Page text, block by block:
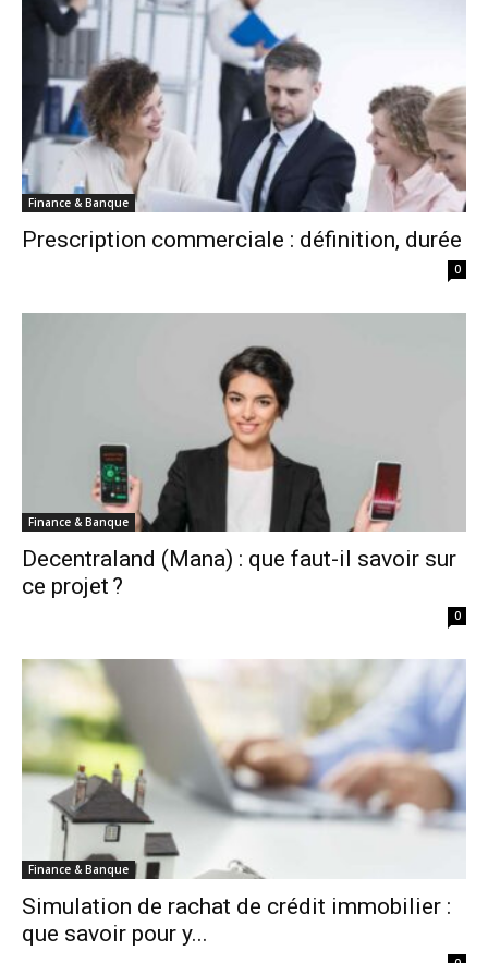
Finance & Banque
Prescription commerciale : définition, durée
0
Finance & Banque
Decentraland (Mana) : que faut-il savoir sur
ce projet ?
0
Finance & Banque
Simulation de rachat de crédit immobilier :
que savoir pour y...